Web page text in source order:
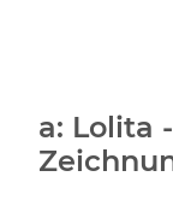
a: Lolita